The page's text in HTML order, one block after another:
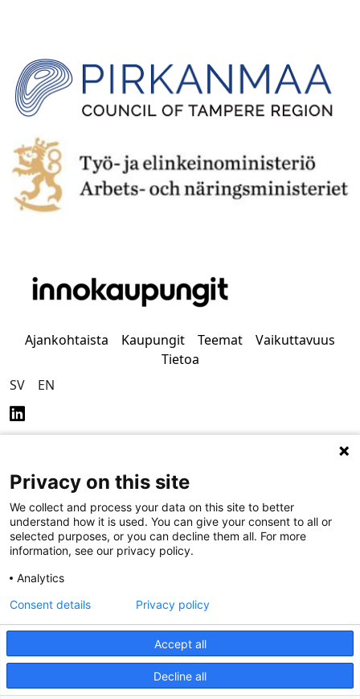
Ajankohtaista Kaupungit Teemat
Vaikuttavuus
Tietoa
SV
EN
Tietosuoja Saavutettavuus
Privacy on this site
We collect and process your data on this site to better
understand how it is used. You can give your consent to all or
selected purposes, or you can decline them all. For more
information, see our privacy policy.
Analytics
Accept all
Decline all
Consent details Privacy policy